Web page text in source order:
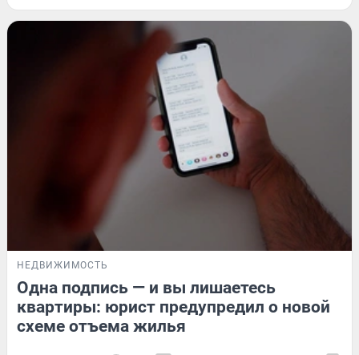
НЕДВИЖИМОСТЬ
Одна подпись — и вы лишаетесь
квартиры: юрист предупредил о новой
схеме отъема жилья